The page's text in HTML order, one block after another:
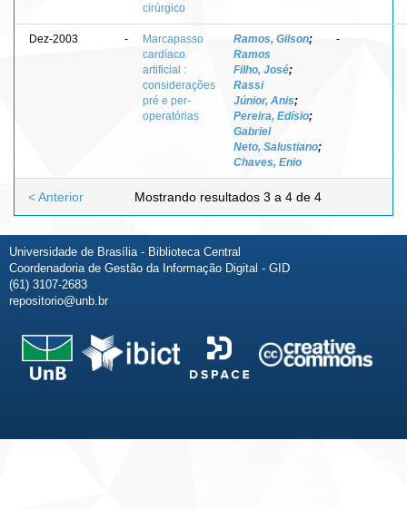
cirúrgico
Dez-2003 -
Marcapasso
cardíaco
artificial :
considerações
pré e per-
operatórias
Ramos, Gilson;
Ramos
Filho, José;
Rassi
Júnior, Anis;
Pereira, Edísio;
Gabriel
Neto, Salustiano;
Chaves, Enio
-
Mostrando resultados 3 a 4 de 4
< Anterior
Universidade de Brasília - Biblioteca Central
Coordenadoria de Gestão da Informação Digital - GID
(61) 3107-2683
repositorio@unb.br